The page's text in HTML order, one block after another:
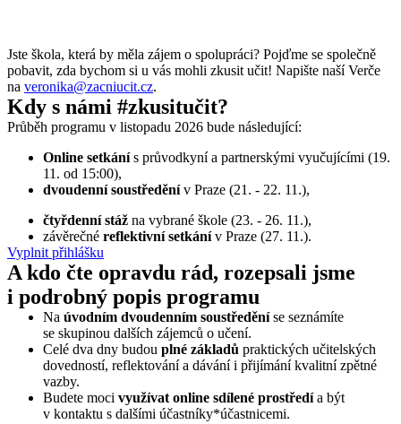
Jste škola, která by měla zájem o spolupráci? Pojďme se společně
pobavit, zda bychom si u vás mohli zkusit učit! Napište naší Verče
na veronika@zacniucit.cz.
Kdy s námi #zkusitučit?
Průběh programu v listopadu 2026 bude následující:
Online setkánís průvodkyní a partnerskými vyučujícími (19.
11. od 15:00),
dvoudenní soustředěnív Praze (21. - 22. 11.),
čtyřdenní stáž na vybrané škole (23. - 26. 11.),
závěrečné reflektivní setkánív Praze (27. 11.).
Vyplnit přihlášku
A kdo čte opravdu rád, rozepsali jsme
i podrobný popis programu
Na úvodním dvoudenním soustředěníse seznámíte
se skupinou dalších zájemců o učení.
Celé dva dny budou plné základů praktických učitelských
dovedností, reflektování a dávání i přijímání kvalitní zpětné
vazby.
Budete moci využívat online sdílené prostředía být
v kontaktu s dalšími účastníky*účastnicemi.